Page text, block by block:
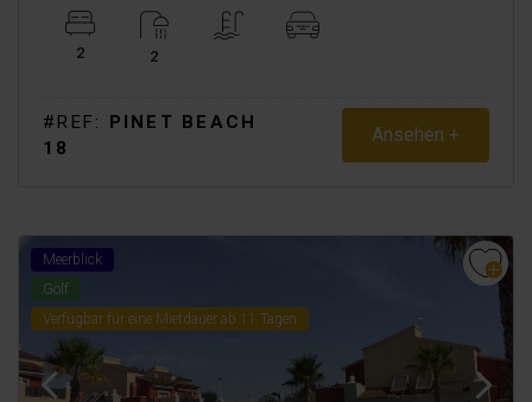
2 2
#REF: PINET BEACH
18
Ansehen +
Meerblick
Golf
Verfügbar für eine Mietdauer ab 11 Tagen